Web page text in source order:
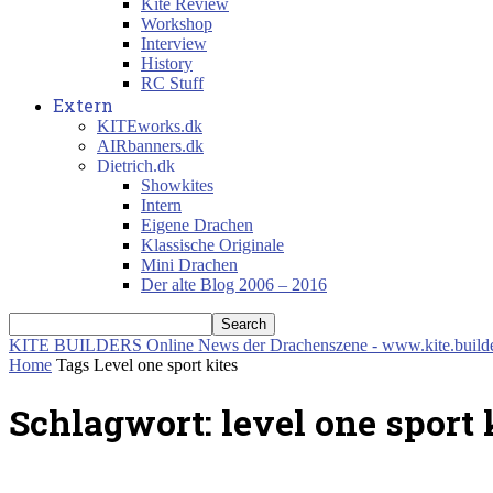
Kite Review
Workshop
Interview
History
RC Stuff
Extern
KITEworks.dk
AIRbanners.dk
Dietrich.dk
Showkites
Intern
Eigene Drachen
Klassische Originale
Mini Drachen
Der alte Blog 2006 – 2016
KITE BUILDERS Online News der Drachenszene -
Home Tags Level one sport kites
Schlagwort: level one sport